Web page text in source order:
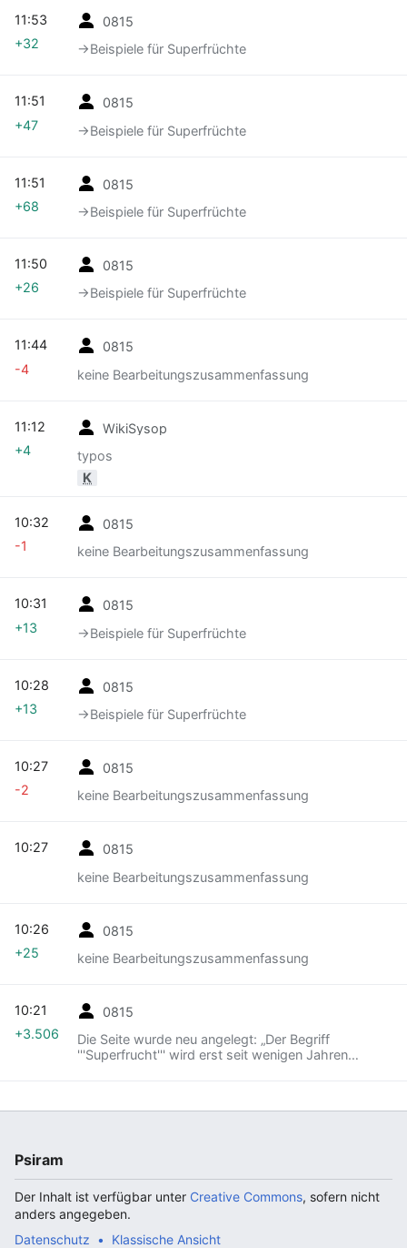
0815
→‎Beispiele für Superfrüchte
11:53
+32
0815
→‎Beispiele für Superfrüchte
11:51
+47
0815
→‎Beispiele für Superfrüchte
11:51
+68
0815
→‎Beispiele für Superfrüchte
11:50
+26
0815
keine Bearbeitungszusammenfassung
11:44
-4
WikiSysop
typos
K
11:12
+4
0815
keine Bearbeitungszusammenfassung
10:32
-1
0815
→‎Beispiele für Superfrüchte
10:31
+13
0815
→‎Beispiele für Superfrüchte
10:28
+13
0815
keine Bearbeitungszusammenfassung
10:27
-2
0815
keine Bearbeitungszusammenfassung
10:27
0815
keine Bearbeitungszusammenfassung
10:26
+25
0815
Die Seite wurde neu angelegt: „Der Begriff
'''Superfrucht''' wird erst seit wenigen Jahren
10:21
+3.506
Psiram
Der Inhalt ist verfügbar unter Creative Commons, sofern nicht
anders angegeben.
Datenschutz
Klassische Ansicht